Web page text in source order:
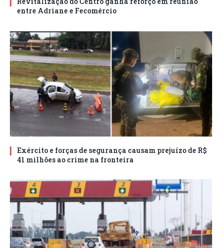
entre Adriane e Fecomércio
Exército e forças de segurança causam prejuízo de R$
41 milhões ao crime na fronteira